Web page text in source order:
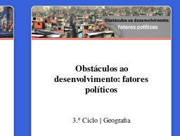
Obstáculos ao
desenvolvimento: fatores
políticos
3.º Ciclo | Geografia